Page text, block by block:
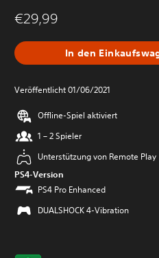
€29,99
In den
Veröffentlicht 01/06/2021
Offline-Spiel aktiviert
1 – 2 Spieler
Unterstützung von Remote Play
PS4-Version
PS4 Pro Enhanced
DUALSHOCK 4-Vibration